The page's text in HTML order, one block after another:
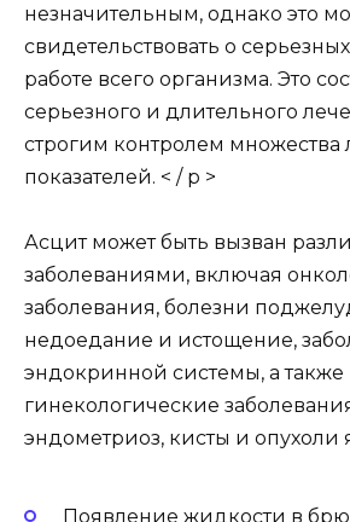
незначительным, однако это
свидетельствовать о
работе всего организма. Это
серьезного и длительного
строгим контролем множества
показателей. < / p >
Асцит может быть вызван
заболеваниями, включая
заболевания, болезни
недоедание и истощение,
эндокринной системы, а также
гинекологические
эндометриоз, кисты и опухоли
Появление жидкости в